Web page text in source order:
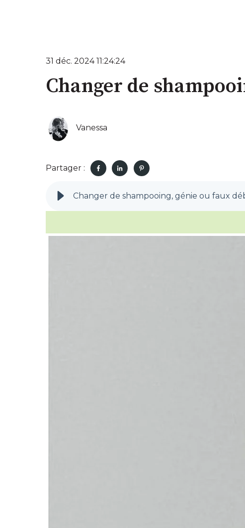
31 déc. 2024 11:24:24
Changer de
Vanessa
Partager :
Changer de shampooing, génie ou faux